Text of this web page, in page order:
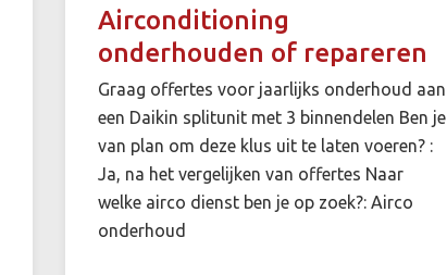
Airconditioning
onderhouden of repareren
Graag offertes voor jaarlijks onderhoud aan
een Daikin splitunit met 3 binnendelen Ben je
van plan om deze klus uit te laten voeren? :
Ja, na het vergelijken van offertes Naar
welke airco dienst ben je op zoek?: Airco
onderhoud